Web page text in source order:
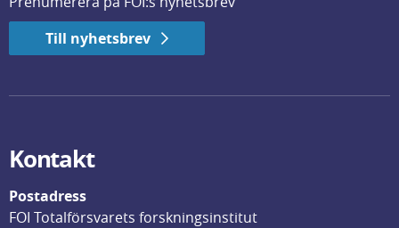
Till nyhetsbrev
Kontakt
Postadress
FOI Totalförsvarets forskningsinstitut